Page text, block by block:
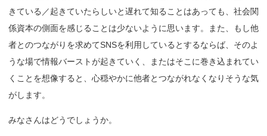
きている／起きていたらしいと遅れて知ることはあっても、社会関
係資本の側面を感じることは少ないように思います。また、もし他
者とのつながりを求めてSNSを利用しているとするならば、そのよ
うな場で情報バーストが起きていく、またはそこに巻き込まれてい
くことを想像すると、心穏やかに他者とつながれなくなりそうな気
がします。
みなさんはどうでしょうか。